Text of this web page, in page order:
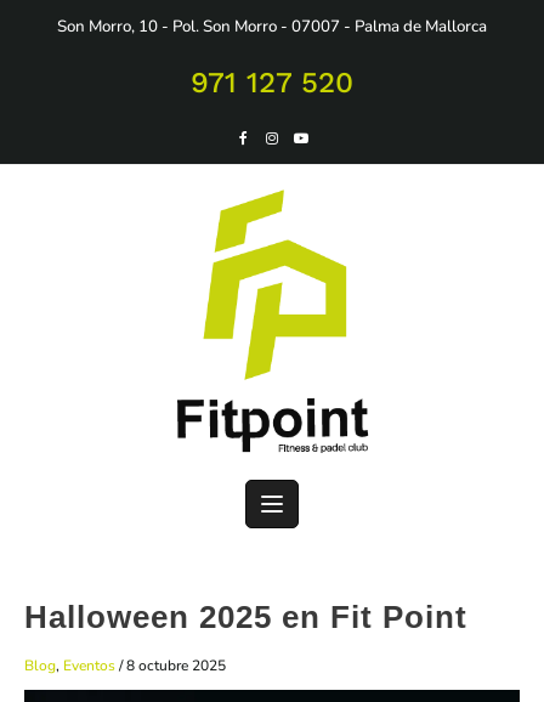
Son Morro, 10 - Pol. Son Morro - 07007 - Palma de Mallorca
971 127 520
Halloween 2025 en Fit Point
Blog, Eventos/8 octubre 2025